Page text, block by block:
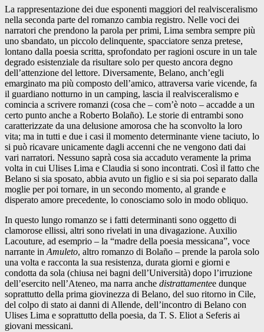
La rappresentazione dei due esponenti maggiori del realvisceralismo
nella seconda parte del romanzo cambia registro. Nelle voci dei
narratori che prendono la parola per primi, Lima sembra sempre più
uno sbandato, un piccolo delinquente, spacciatore senza pretese,
lontano dalla poesia scritta, sprofondato per ragioni oscure in un tale
degrado esistenziale da risultare solo per questo ancora degno
dell’attenzione del lettore. Diversamente, Belano, anch’egli
emarginato ma più composto dell’amico, attraversa varie vicende, fa
il guardiano notturno in un camping, lascia il realvisceralismo e
comincia a scrivere romanzi (cosa che – com’è noto – accadde a un
certo punto anche a Roberto Bolaño). Le storie di entrambi sono
caratterizzate da una delusione amorosa che ha sconvolto la loro
vita; ma in tutti e due i casi il momento determinante viene taciuto, lo
si può ricavare unicamente dagli accenni che ne vengono dati dai
vari narratori. Nessuno saprà cosa sia accaduto veramente la prima
volta in cui Ulises Lima e Claudia si sono incontrati. Così il fatto che
Belano si sia sposato, abbia avuto un figlio e si sia poi separato dalla
moglie per poi tornare, in un secondo momento, al grande e
disperato amore precedente, lo conosciamo solo in modo obliquo.
In questo lungo romanzo se i fatti determinanti sono oggetto di
clamorose ellissi, altri sono rivelati in una divagazione. Auxilio
Lacouture, ad esemprio – la “madre della poesia messicana”, voce
narrante in Amuleto, altro romanzo di Bolaño – prende la parola solo
una volta e racconta la sua resistenza, durata giorni e giorni e
condotta da sola (chiusa nei bagni dell’Università) dopo l’irruzione
dell’esercito nell’Ateneo, ma narra anche distrattamentee dunque
soprattutto della prima giovinezza di Belano, del suo ritorno in Cile,
del colpo di stato ai danni di Allende, dell’incontro di Belano con
Ulises Lima e soprattutto della poesia, da T. S. Eliot a Seferis ai
giovani messicani.